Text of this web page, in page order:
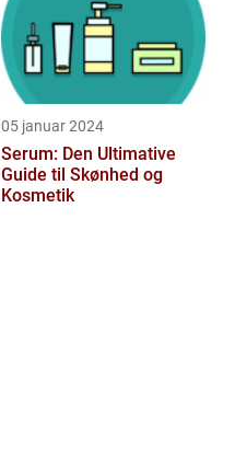
05 januar 2024
Serum: Den Ultimative
Guide til Skønhed og
Kosmetik